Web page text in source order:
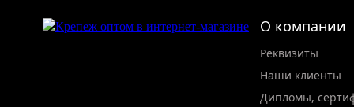
О компании
Реквизиты
Наши клиенты
Дипломы,